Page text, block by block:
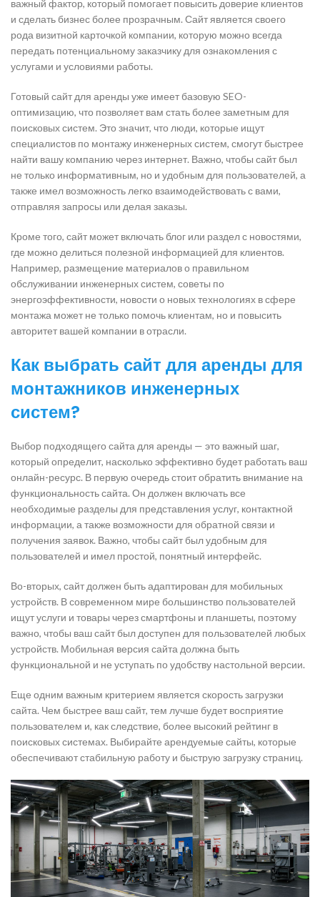
важный фактор, который помогает повысить доверие клиентов
и сделать бизнес более прозрачным. Сайт является своего
рода визитной карточкой компании, которую можно всегда
передать потенциальному заказчику для ознакомления с
услугами и условиями работы.
Готовый сайт для аренды уже имеет базовую SEO-
оптимизацию, что позволяет вам стать более заметным для
поисковых систем. Это значит, что люди, которые ищут
специалистов по монтажу инженерных систем, смогут быстрее
найти вашу компанию через интернет. Важно, чтобы сайт был
не только информативным, но и удобным для пользователей, а
также имел возможность легко взаимодействовать с вами,
отправляя запросы или делая заказы.
Кроме того, сайт может включать блог или раздел с новостями,
где можно делиться полезной информацией для клиентов.
Например, размещение материалов о правильном
обслуживании инженерных систем, советы по
энергоэффективности, новости о новых технологиях в сфере
монтажа может не только помочь клиентам, но и повысить
авторитет вашей компании в отрасли.
Как выбрать сайт для аренды для
монтажников инженерных
систем?
Выбор подходящего сайта для аренды — это важный шаг,
который определит, насколько эффективно будет работать ваш
онлайн-ресурс. В первую очередь стоит обратить внимание на
функциональность сайта. Он должен включать все
необходимые разделы для представления услуг, контактной
информации, а также возможности для обратной связи и
получения заявок. Важно, чтобы сайт был удобным для
пользователей и имел простой, понятный интерфейс.
Во-вторых, сайт должен быть адаптирован для мобильных
устройств. В современном мире большинство пользователей
ищут услуги и товары через смартфоны и планшеты, поэтому
важно, чтобы ваш сайт был доступен для пользователей любых
устройств. Мобильная версия сайта должна быть
функциональной и не уступать по удобству настольной версии.
Еще одним важным критерием является скорость загрузки
сайта. Чем быстрее ваш сайт, тем лучше будет восприятие
пользователем и, как следствие, более высокий рейтинг в
поисковых системах. Выбирайте арендуемые сайты, которые
обеспечивают стабильную работу и быструю загрузку страниц.